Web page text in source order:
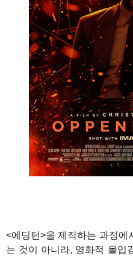
<에딩턴>을 제작하는 과정에
는 것이 아니라, 영화적 몰입